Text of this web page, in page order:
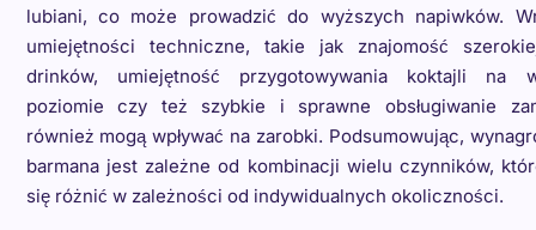
lubiani, co może prowadzić do wyższych napiwków.
umiejętności techniczne, takie jak znajomość
drinków, umiejętność przygotowywania koktajli na
poziomie czy też szybkie i sprawne obsługiwanie
również mogą wpływać na zarobki. Podsumowując,
barmana jest zależne od kombinacji wielu czynników,
się różnić w zależności od indywidualnych okoliczności.